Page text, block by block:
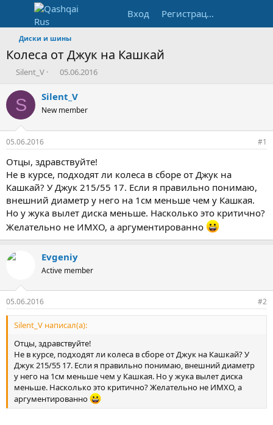
Вход Регистрация
Диски и шины
Колеса от Джук на Кашкай
А
т
о
т
е
м
ы
Silent_V
Д
т
н
а
л
05.06.2016
S Silent_V
New member
05.06.2016 #1
Отцы, здравствуйте!
Не в курсе, подходят ли колеса в сборе от Джук на
Кашкай? У Джук 215/55 17. Если я правильно понимаю,
внешний диаметр у него на 1см меньше чем у Кашкая.
Но у жука вылет диска меньше. Насколько это критично?
Желательно не ИМХО, а аргументированно
Evgeniy
Active member
05.06.2016 #2
Silent_V написал(а):
Отцы, здравствуйте!
Не в курсе, подходят ли колеса в сборе от Джук на Кашкай? У
Джук 215/55 17. Если я правильно понимаю, внешний диаметр
у него на 1см меньше чем у Кашкая. Но у жука вылет диска
меньше. Насколько это критично? Желательно не ИМХО, а
аргументированно